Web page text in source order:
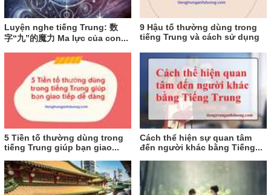
Luyện nghe tiếng Trung: 数
字“九”的魔力 Ma lực của con...
9 Hậu tố thường dùng trong
tiếng Trung và cách sử dụng
5 Tiền tố thường dùng trong
tiếng Trung giúp bạn giao...
Cách thể hiện sự quan tâm
đến người khác bằng Tiếng...